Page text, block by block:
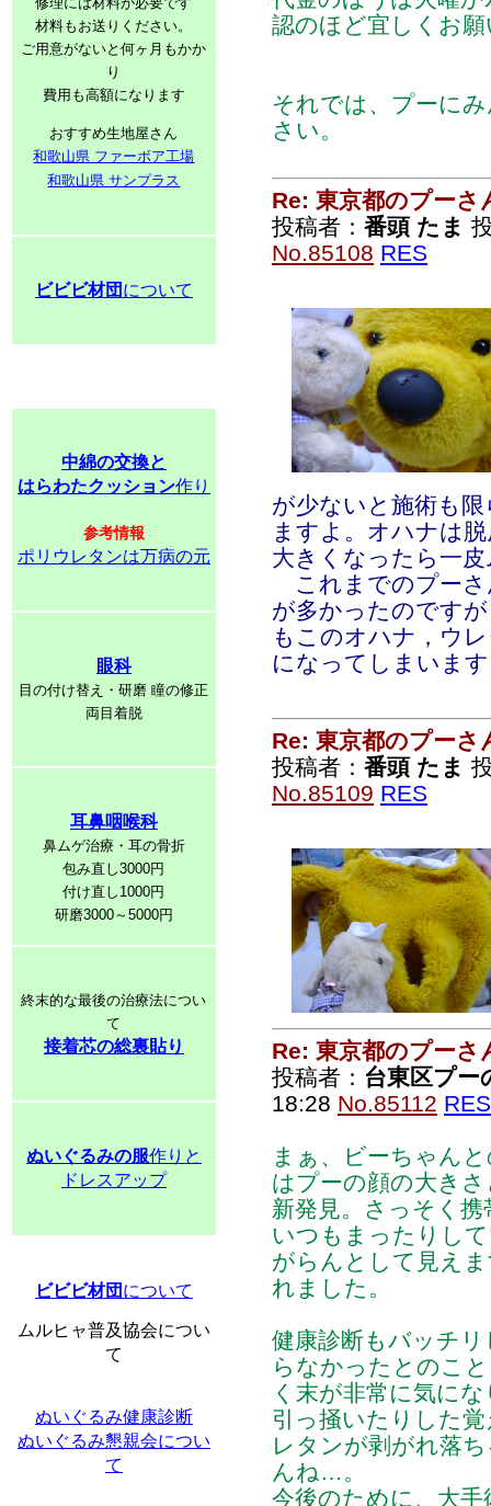
材料もお送りください。
ご用意がないと何ヶ月もかか
り
費用も高額になります
おすすめ生地屋さん
和歌山県 ファーボア工場
和歌山県 サンプラス
ビビビ材団 について
中綿の交換と
はらわたクッション作り
参考情報
ポリウレタンは万病の元
眼科
目の付け替え・研磨 瞳の修正
両目着脱
耳鼻咽喉科
鼻ムゲ治療・耳の骨折
包み直し3000円
付け直し1000円
研磨3000～5000円
終末的な最後の治療法につい
て
接着芯の総裏貼り
ぬいぐるみの服作りと
ドレスアップ
ビビビ材団 について
ムルヒャ普及協会につい
て
ぬいぐるみ健康診断
ぬいぐるみ懇親会につい
て
認のほど宜しくお
それでは、プーに
さい。
Re: 東京都のプーさ
投稿者： 番頭 たま
No.85108 RES
が少ないと施術も
ますよ。オハナは
大きくなったら一
これまでのプーさ
が多かったのです
もこのオハナ，ウ
になってしまいま
Re: 東京都のプーさ
投稿者： 番頭 たま
No.85109 RES
Re: 東京都のプーさ
投稿者： 台東区プー
18:28 No.85112 RES
まぁ、ビーちゃん
はプーの顔の大き
新発見。さっそく
いつもまったりし
がらんとして見え
れました。
健康診断もバッチ
らなかったとのこ
く末が非常に気に
引っ掻いたりした
レタンが剥がれ落
んね…。
今後のために、大